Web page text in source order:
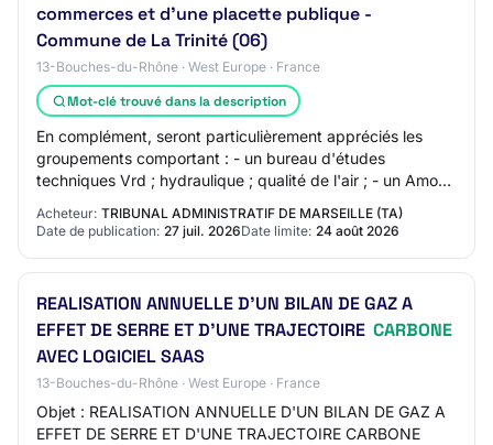
commerces et d'une placette publique -
Commune de La Trinité (06)
13-Bouches-du-Rhône · West Europe · France
Mot-clé trouvé dans la description
En complément, seront particulièrement appréciés les
groupements comportant : - un bureau d'études
techniques Vrd ; hydraulique ; qualité de l'air ; - un Amo
Acheteur: TRIBUNAL ADMINISTRATIF DE MARSEILLE (TA)
Date de publication: 27 juil. 2026Date limite: 24 août 2026
REALISATION ANNUELLE D'UN BILAN DE GAZ A
EFFET DE SERRE ET D'UNE TRAJECTOIRE CARBONE
AVEC LOGICIEL SAAS
13-Bouches-du-Rhône · West Europe · France
Objet : REALISATION ANNUELLE D'UN BILAN DE GAZ A
EFFET DE SERRE ET D'UNE TRAJECTOIRE CARBONE